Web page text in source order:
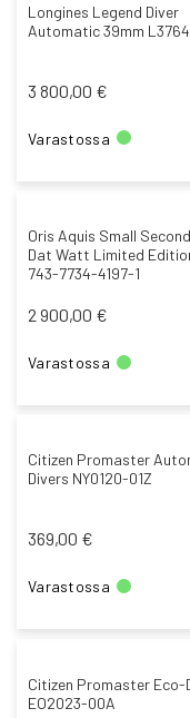
Longines Legend Diver
Automatic 39mm
3 800,00 €
Varastossa
Oris Aquis Small
Dat Watt Limited
743-7734-4197-1
2 900,00 €
Varastossa
Citizen Promaster
Divers NY0120-01Z
369,00 €
Varastossa
Citizen Promaster Eco-
EO2023-00A